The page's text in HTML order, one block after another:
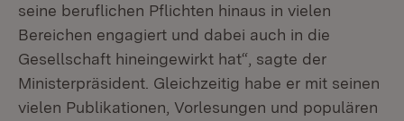
seine beruflichen Pflichten hinaus in vielen
Bereichen engagiert und dabei auch in die
Gesellschaft hineingewirkt hat“, sagte der
Ministerpräsident. Gleichzeitig habe er mit seinen
vielen Publikationen, Vorlesungen und populären